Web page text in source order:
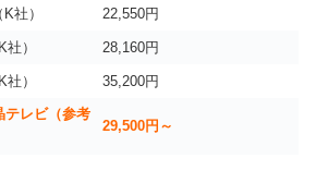
社） 22,550円
） 28,160円
）
35,200円
テレビ（参考
29,500円～